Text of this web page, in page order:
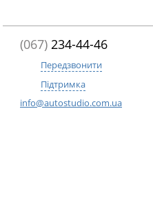
(067) 234-44-46
Передзвонити
Підтримка
info@autostudio.com.ua